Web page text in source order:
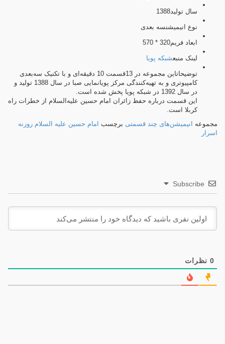
سال تولید1388
نوع انیمیشنسه بعدی
ابعاد فریم320 * 570
لینک منبعشبکه پویا
توضیحات
این مجموعه در 13قسمت 10 دقیقه‌ای و با تکنیک سه‌بعدی
کامپیوتری و به تهیه‌کنندگی مرکز پویانمایی صبا در سال 1388 تولید و
در سال 1392 در شبکه پویا پخش شده است.
این قسمت درباره حفظ زائران امام حسین علیه‌السلام از خطرات راه
کربلا است.
مجموعه انیمیشن‌های چند قسمتی برچسب امام حسین علیه السلام روزنه
اسرار
Subscribe
0 نظرات